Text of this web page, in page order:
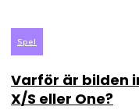
Spel
Varför är bilden
X/S eller One?